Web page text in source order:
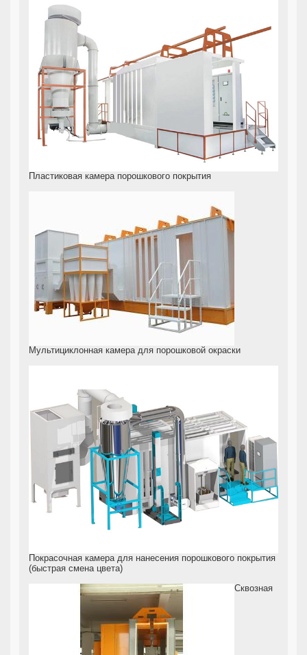
Пластиковая камера порошкового покрытия
Мультициклонная камера для порошковой окраски
Покрасочная камера для нанесения порошкового покрытия
(быстрая смена цвета)
Сквозная